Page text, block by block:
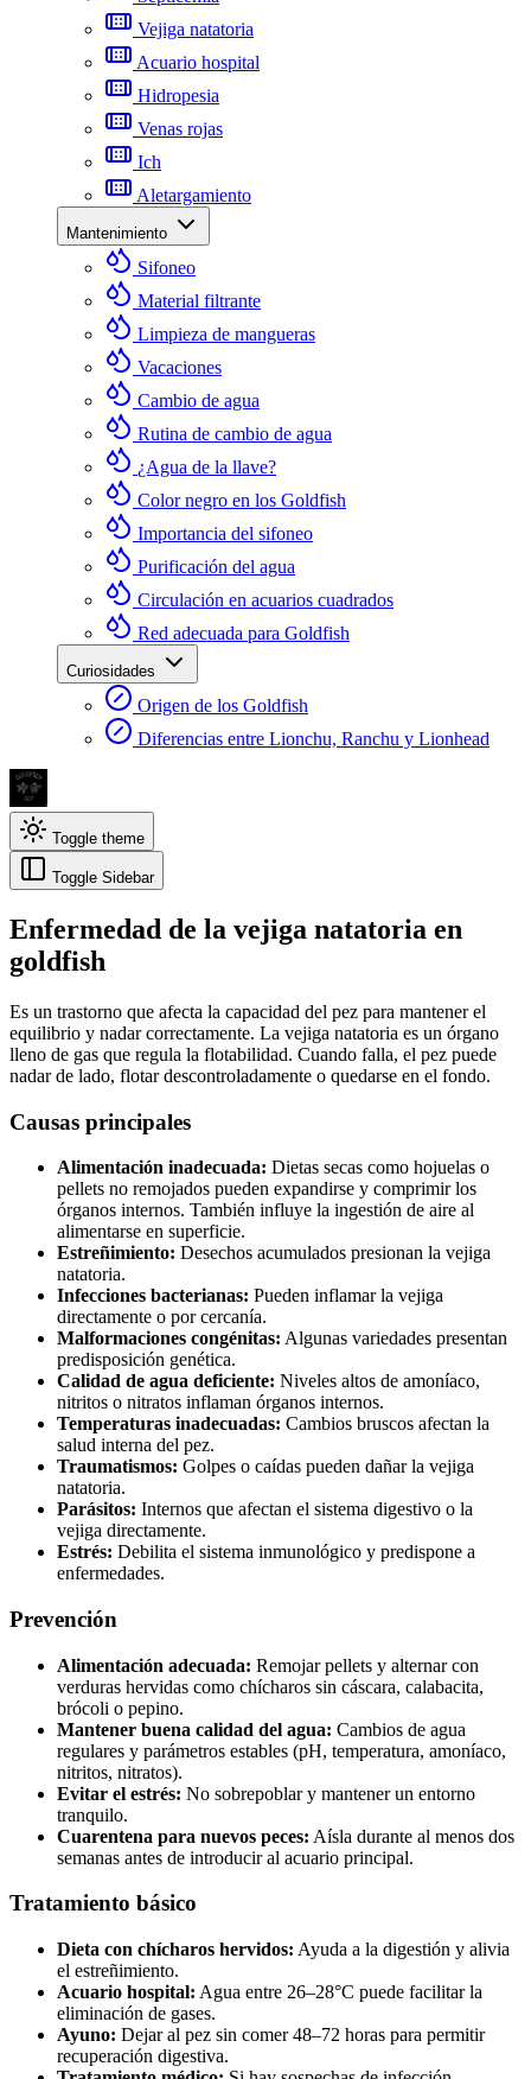
Vejiga natatoria
Acuario hospital
Hidropesia
Venas rojas
Ich
Aletargamiento
Mantenimiento
Sifoneo
Material filtrante
Limpieza de mangueras
Vacaciones
Cambio de agua
Rutina de cambio de agua
¿Agua de la llave?
Color negro en los Goldfish
Importancia del sifoneo
Purificación del agua
Circulación en acuarios cuadrados
Red adecuada para Goldfish
Curiosidades
Origen de los Goldfish
Diferencias entre Lionchu, Ranchu y Lionhead
Toggle theme
Toggle Sidebar
Enfermedad de la vejiga natatoria en
goldfish
Es un trastorno que afecta la capacidad del pez para mantener el
equilibrio y nadar correctamente. La vejiga natatoria es un órgano
lleno de gas que regula la flotabilidad. Cuando falla, el pez puede
nadar de lado, flotar descontroladamente o quedarse en el fondo.
Causas principales
Alimentación inadecuada: Dietas secas como hojuelas o
pellets no remojados pueden expandirse y comprimir los
órganos internos. También influye la ingestión de aire al
alimentarse en superficie.
Estreñimiento: Desechos acumulados presionan la vejiga
natatoria.
Infecciones bacterianas: Pueden inflamar la vejiga
directamente o por cercanía.
Malformaciones congénitas: Algunas variedades presentan
predisposición genética.
Calidad de agua deficiente: Niveles altos de amoníaco,
nitritos o nitratos inflaman órganos internos.
Temperaturas inadecuadas: Cambios bruscos afectan la
salud interna del pez.
Traumatismos: Golpes o caídas pueden dañar la vejiga
natatoria.
Parásitos: Internos que afectan el sistema digestivo o la
vejiga directamente.
Estrés: Debilita el sistema inmunológico y predispone a
enfermedades.
Prevención
Alimentación adecuada: Remojar pellets y alternar con
verduras hervidas como chícharos sin cáscara, calabacita,
brócoli o pepino.
Mantener buena calidad del agua: Cambios de agua
regulares y parámetros estables (pH, temperatura, amoníaco,
nitritos, nitratos).
Evitar el estrés: No sobrepoblar y mantener un entorno
tranquilo.
Cuarentena para nuevos peces: Aísla durante al menos dos
semanas antes de introducir al acuario principal.
Tratamiento básico
Dieta con chícharos hervidos: Ayuda a la digestión y alivia
el estreñimiento.
Acuario hospital: Agua entre 26–28°C puede facilitar la
eliminación de gases.
Ayuno: Dejar al pez sin comer 48–72 horas para permitir
recuperación digestiva.